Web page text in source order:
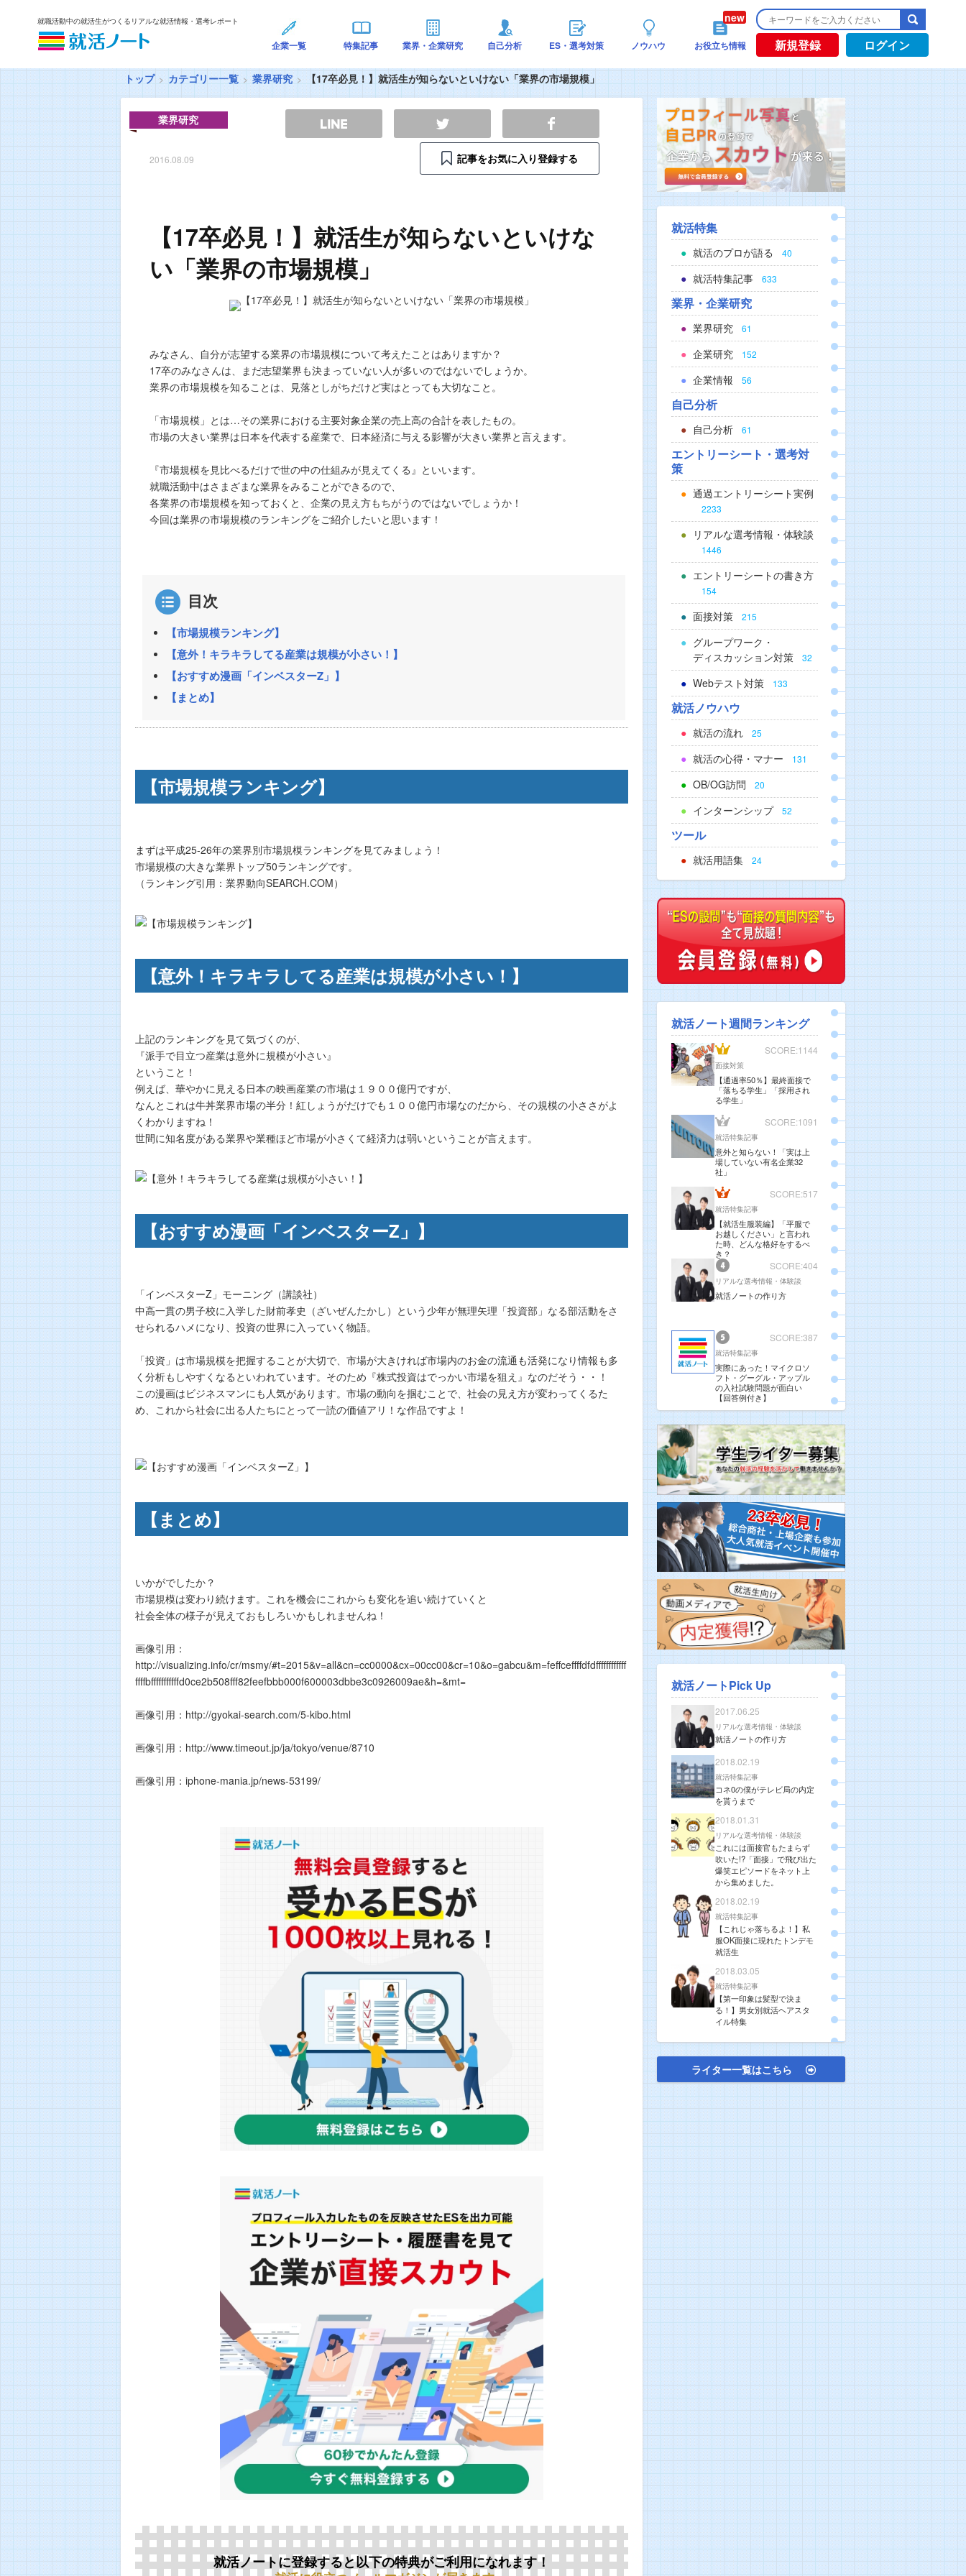
就職活動中の就活生がつくるリアルな就活情報・選考レポート
企業一覧 特集記事 業界・企業研究 自己分析 ES・選考対策 ノウハウ お役立ち情報 新規登録 ログイン
トップ カテゴリー一覧 業界研究 【17卒必見！】就活生が知らないといけない「業界の市場規模」
業界研究
2016.08.09 記事をお気に入り登録する
【17卒必見！】就活生が知らないといけな
い「業界の市場規模」
みなさん、自分が志望する業界の市場規模について考えたことはありますか？
17卒のみなさんは、まだ志望業界も決まっていない人が多いのではないでしょうか。
業界の市場規模を知ることは、見落としがちだけど実はとっても大切なこと。
「市場規模」とは…その業界における主要対象企業の売上高の合計を表したもの。
市場の大きい業界は日本を代表する産業で、日本経済に与える影響が大きい業界と言えます。
『市場規模を見比べるだけで世の中の仕組みが見えてくる』といいます。
就職活動中はさまざまな業界をみることができるので、
各業界の市場規模を知っておくと、企業の見え方もちがうのではないでしょうか！
今回は業界の市場規模のランキングをご紹介したいと思います！
目次
【市場規模ランキング】
【意外！キラキラしてる産業は規模が小さい！】
【おすすめ漫画「インベスターZ」】
【まとめ】
【市場規模ランキング】
まずは平成25-26年の業界別市場規模ランキングを見てみましょう！
市場規模の大きな業界トップ50ランキングです。
（ランキング引用：業界動向SEARCH.COM）
【意外！キラキラしてる産業は規模が小さい！】
上記のランキングを見て気づくのが、
『派手で目立つ産業は意外に規模が小さい』
ということ！
例えば、華やかに見える日本の映画産業の市場は１９００億円ですが、
なんとこれは牛丼業界市場の半分！紅しょうがだけでも１００億円市場なのだから、その規模の小ささがよ
くわかりますね！
世間に知名度がある業界や業種ほど市場が小さくて経済力は弱いということが言えます。
【おすすめ漫画「インベスターZ」】
「インベスターZ」モーニング（講談社）
中高一貫の男子校に入学した財前孝史（ざいぜんたかし）という少年が無理矢理「投資部」なる部活動をさ
せられるハメになり、投資の世界に入っていく物語。
「投資」は市場規模を把握することが大切で、市場が大きければ市場内のお金の流通も活発になり情報も多
く分析もしやすくなるといわれています。そのため『株式投資はでっかい市場を狙え』なのだそう・・！
この漫画はビジネスマンにも人気があります。市場の動向を掴むことで、社会の見え方が変わってくるた
め、これから社会に出る人たちにとって一読の価値アリ！な作品ですよ！
【まとめ】
いかがでしたか？
市場規模は変わり続けます。これを機会にこれからも変化を追い続けていくと
社会全体の様子が見えておもしろいかもしれませんね！
画像引用：
http://visualizing.info/cr/msmy/#t=2015&v=all&cn=cc0000&cx=00cc00&cr=10&o=gabcu&m=feffceffffdfdffffffffffff
ffffbfffffffffffd0ce2b508fff82feefbbb000f600003dbbe3c0926009ae&h=&mt=
画像引用：http://gyokai-search.com/5-kibo.html
画像引用：http://www.timeout.jp/ja/tokyo/venue/8710
画像引用：iphone-mania.jp/news-53199/
就活ノートに登録すると以下の特典がご利用になれます！
就活特集
就活のプロが語る 40
就活特集記事 633
業界・企業研究
業界研究 61
企業研究 152
企業情報 56
自己分析
自己分析 61
エントリーシート・選考対
策
通過エントリーシート実例
2233
リアルな選考情報・体験談
1446
エントリーシートの書き方
154
面接対策 215
グループワーク・
ディスカッション対策
32
Webテスト対策 133
就活ノウハウ
就活の流れ 25
就活の心得・マナー 131
OB/OG訪問 20
インターンシップ 52
ツール
就活用語集 24
就活ノート週間ランキング
SCORE:1144
面接対策
【通過率50％】最終面接で
「落ちる学生」「採用され
る学生」
SCORE:1091
就活特集記事
意外と知らない！「実は上
場していない有名企業32
社」
SCORE:517
就活特集記事
【就活生服装編】「平服で
お越しください」と言われ
た時、どんな格好をするべ
き？
SCORE:404
リアルな選考情報・体験談
就活ノートの作り方
SCORE:387
就活特集記事
実際にあった！マイクロソ
フト・グーグル・アップル
の入社試験問題が面白い
【回答例付き】
就活ノートPick Up
2017.06.25
リアルな選考情報・体験談
就活ノートの作り方
2018.02.19
就活特集記事
コネ0の僕がテレビ局の内定
を貰うまで
2018.01.31
リアルな選考情報・体験談
これには面接官もたまらず
吹いた!?「面接」で飛び出た
爆笑エピソードをネット上
から集めました。
2018.02.19
就活特集記事
【これじゃ落ちるよ！】私
服OK面接に現れたトンデモ
就活生
2018.03.05
就活特集記事
【第一印象は髪型で決ま
る！】男女別就活ヘアスタ
イル特集
ライター一覧はこちら